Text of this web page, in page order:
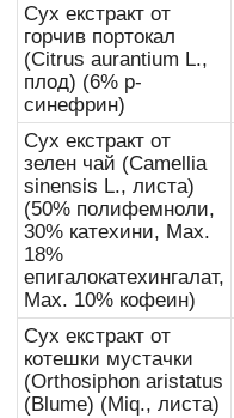
Сух екстракт от
горчив портокал
(Citrus aurantium L.,
плод) (6% р-
синефрин)
Сух екстракт от
зелен чай (Camellia
sinensis L., листа)
(50% полифемноли,
30% катехини, Max.
18%
епигалокатехингалат,
Max. 10% кофеин)
Сух екстракт от
котешки мустачки
(Orthosiphon aristatus
(Blume) (Miq., листа)